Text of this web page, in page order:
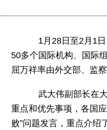
1月28日至2月1日
50多个国际机构、国际
屈万祥率由外交部、监
武大伟副部长在大
重点和优先事项，各国
败”问题发言，重点介绍